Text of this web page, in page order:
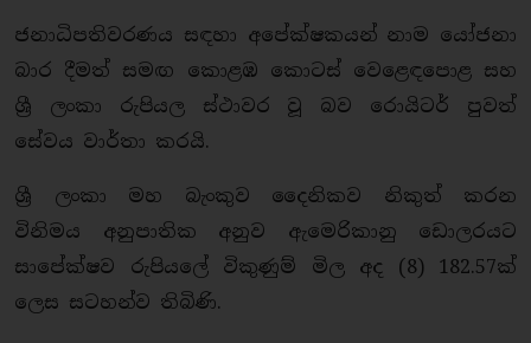
ජනාධිපතිවරණය සඳහා අපේක්ෂකයන් නාම යෝජනා
බාර දීමත් සමඟ කොළඹ කොටස් වෙළෙඳපොළ සහ
ශ්‍රී ලංකා රුපියල ස්ථාවර වූ බව රොයිටර් පුවත්
සේවය වාර්තා කරයි.
ශ්‍රී ලංකා මහ බැංකුව දෛනිකව නිකුත් කරන
විනිමය අනුපාතික අනුව ඇමෙරිකානු ඩොලරයට
සාපේක්ෂව රුපියලේ විකුණුම් මිල අද (8) 182.57ක්
ලෙස සටහන්ව තිබිණි.